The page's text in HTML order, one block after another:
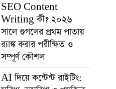
SEO Content
Writing কী? ২০২৬
সালে গুগলের প্রথম পাতায়
র‍্যাঙ্ক করার পরীক্ষিত ও
সম্পূর্ণ কৌশল
AI দিয়ে কন্টেন্ট রাইটিং: